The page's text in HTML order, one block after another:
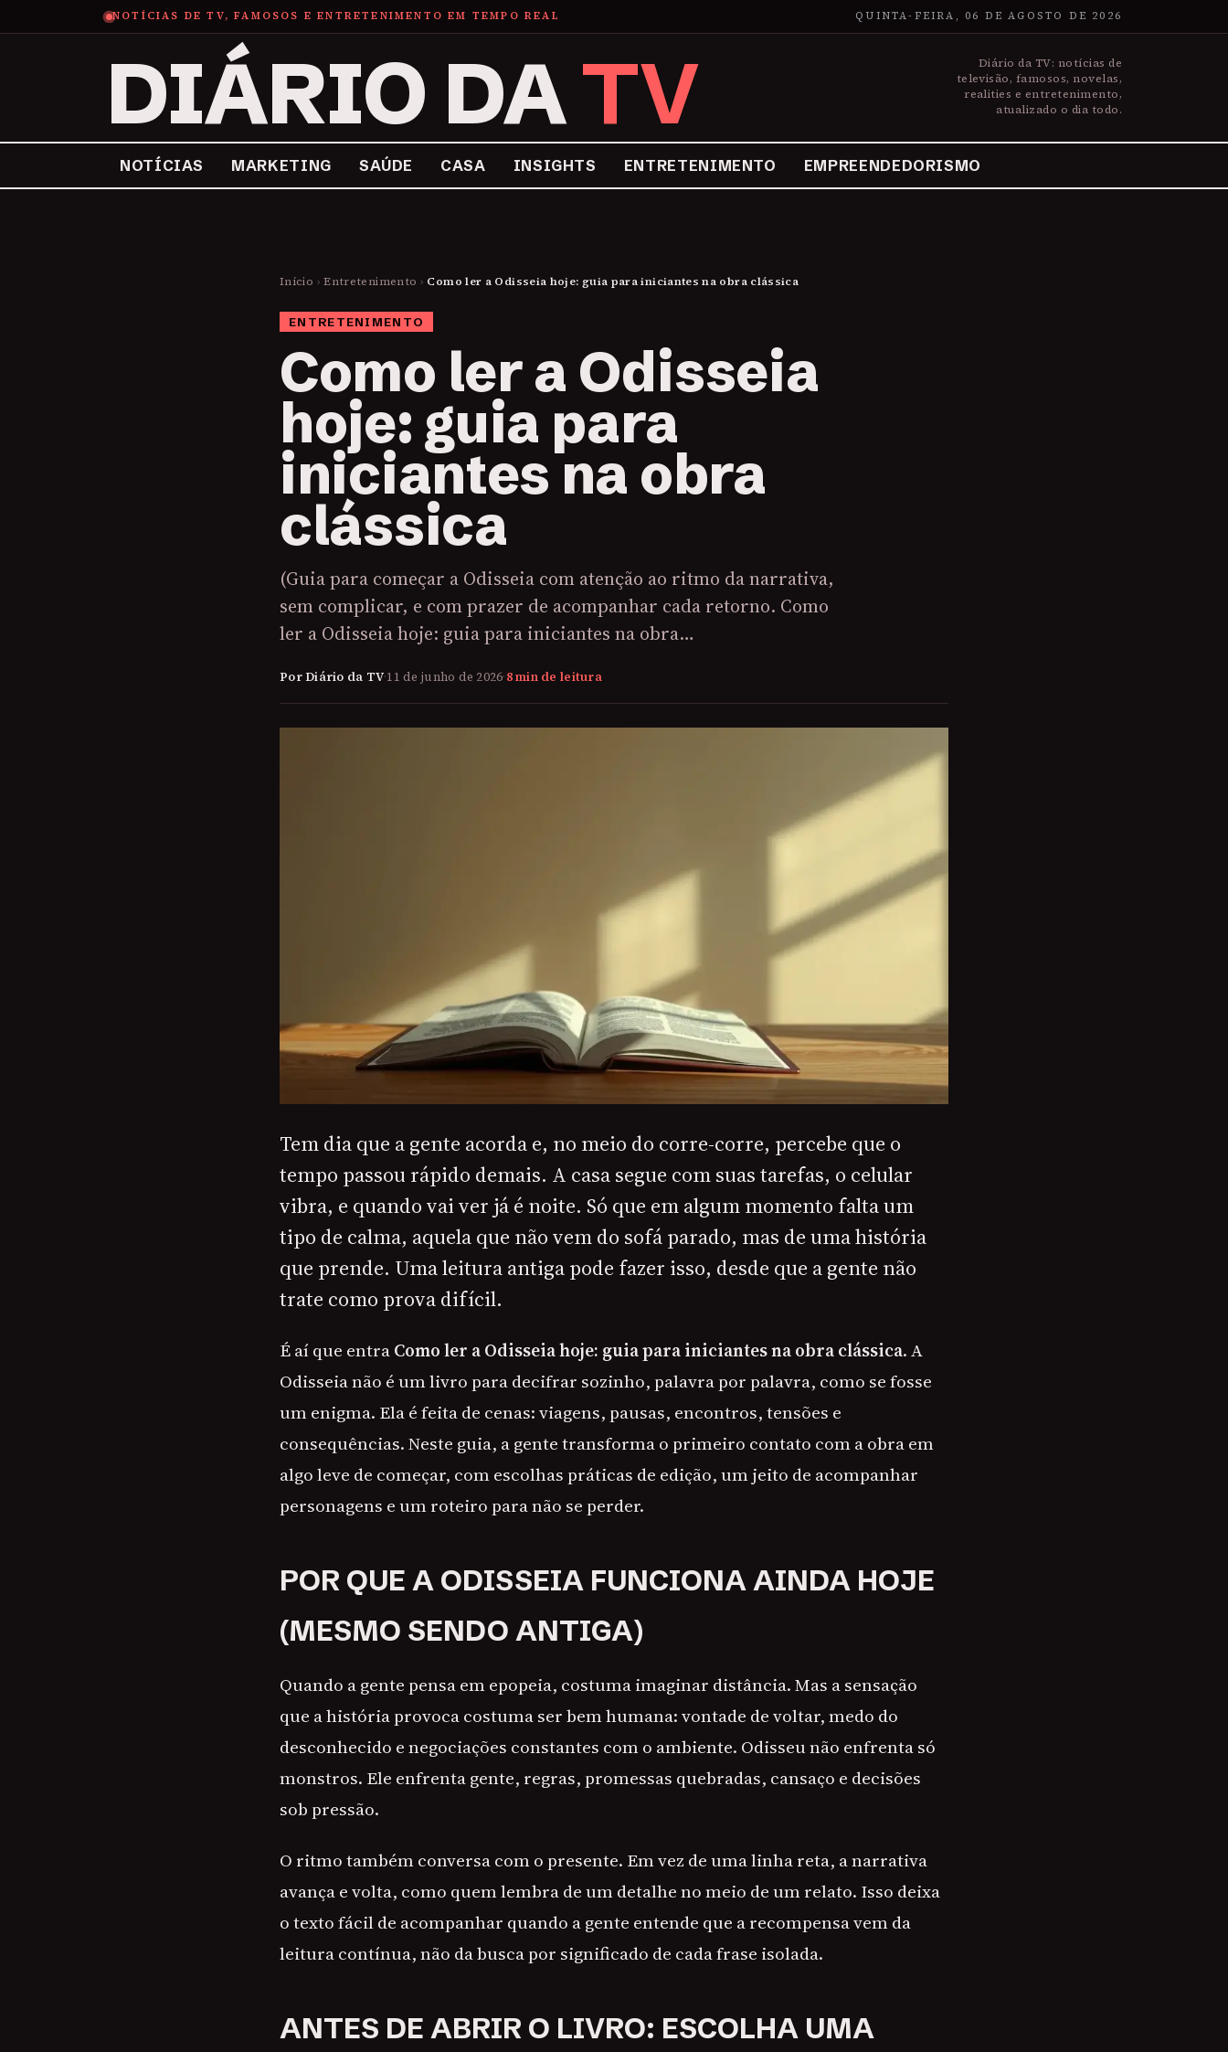
NOTÍCIAS DE TV, FAMOSOS E ENTRETENIMENTO EM TEMPO REAL QUINTA-FEIRA, 06 DE AGOSTO DE 2026
DIÁRIO DATV
Diário da TV: notícias de
televisão, famosos, novelas,
realities e entretenimento,
atualizado o dia todo.
NOTÍCIAS MARKETING SAÚDE CASA INSIGHTS ENTRETENIMENTO EMPREENDEDORISMO
Início › Entretenimento › Como ler a Odisseia hoje: guia para iniciantes na obra clássica
ENTRETENIMENTO
Como ler a Odisseia
hoje: guia para
iniciantes na obra
clássica
(Guia para começar a Odisseia com atenção ao ritmo da narrativa,
sem complicar, e com prazer de acompanhar cada retorno. Como
ler a Odisseia hoje: guia para iniciantes na obra…
Por Diário da TV·11 de junho de 2026·8 min de leitura
Tem dia que a gente acorda e, no meio do corre-corre, percebe que o
tempo passou rápido demais. A casa segue com suas tarefas, o celular
vibra, e quando vai ver já é noite. Só que em algum momento falta um
tipo de calma, aquela que não vem do sofá parado, mas de uma história
que prende. Uma leitura antiga pode fazer isso, desde que a gente não
trate como prova difícil.
É aí que entraComo ler a Odisseia hoje: guia para iniciantes na obra clássica. A
Odisseia não é um livro para decifrar sozinho, palavra por palavra, como se fosse
um enigma. Ela é feita de cenas: viagens, pausas, encontros, tensões e
consequências. Neste guia, a gente transforma o primeiro contato com a obra em
algo leve de começar, com escolhas práticas de edição, um jeito de acompanhar
personagens e um roteiro para não se perder.
POR QUE A ODISSEIA FUNCIONA AINDA HOJE
(MESMO SENDO ANTIGA)
Quando a gente pensa em epopeia, costuma imaginar distância. Mas a sensação
que a história provoca costuma ser bem humana: vontade de voltar, medo do
desconhecido e negociações constantes com o ambiente. Odisseu não enfrenta só
monstros. Ele enfrenta gente, regras, promessas quebradas, cansaço e decisões
sob pressão.
O ritmo também conversa com o presente. Em vez de uma linha reta, a narrativa
avança e volta, como quem lembra de um detalhe no meio de um relato. Isso deixa
o texto fácil de acompanhar quando a gente entende que a recompensa vem da
leitura contínua, não da busca por significado de cada frase isolada.
ANTES DE ABRIR O LIVRO: ESCOLHA UMA